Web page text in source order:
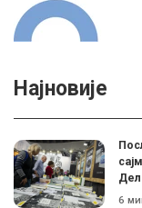
Најновије
6